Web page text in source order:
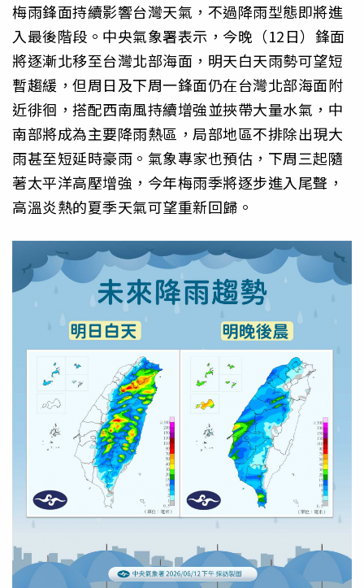
梅雨鋒面持續影響台灣天氣，不過降雨型態即將進
入最後階段。中央氣象署表示，今晚（12日）鋒面
將逐漸北移至台灣北部海面，明天白天雨勢可望短
暫趨緩，但周日及下周一鋒面仍在台灣北部海面附
近徘徊，搭配西南風持續增強並挾帶大量水氣，中
南部將成為主要降雨熱區，局部地區不排除出現大
雨甚至短延時豪雨。氣象專家也預估，下周三起隨
著太平洋高壓增強，今年梅雨季將逐步進入尾聲，
高溫炎熱的夏季天氣可望重新回歸。